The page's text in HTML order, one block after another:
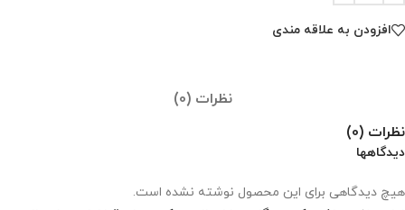
افزودن به علاقه مندی
نظرات (0)
نظرات (0)
دیدگاهها
هیچ دیدگاهی برای این محصول نوشته نشده است.